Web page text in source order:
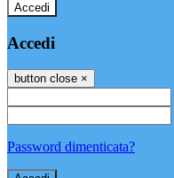
Accedi
Accedi
button close ×
Password dimenticata?